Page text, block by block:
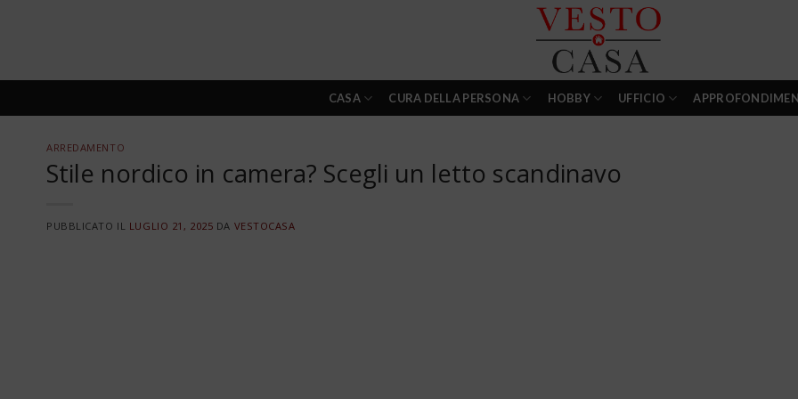
CASA CURA DELLA PERSONA HOBBY UFFICIO
ARREDAMENTO
Stile nordico in camera? Scegli un letto scandinavo
PUBBLICATO IL LUGLIO 21, 2025 DA VESTOCASA